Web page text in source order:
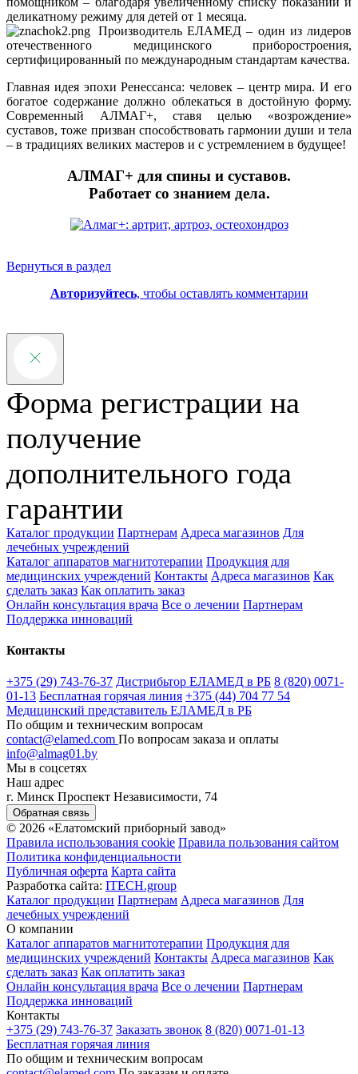
деликатному режиму для детей от 1 месяца.
Производитель ЕЛАМЕД – один из лидеров
отечественного медицинского приборостроения,
сертифицированный по международным стандартам качества.
Главная идея эпохи Ренессанса: человек – центр мира. И его
богатое содержание должно облекаться в достойную форму.
Современный АЛМАГ+, ставя целью «возрождение»
суставов, тоже призван способствовать гармонии души и тела
– в традициях великих мастеров и с устремлением в будущее!
АЛМАГ+ для спины и суставов.
Работает со знанием дела.
Вернуться в раздел
Авторизуйтесь, чтобы оставлять комментарии
Форма регистрации на
получение
дополнительного года
гарантии
Каталог продукции Партнерам Адреса магазинов Для
лечебных учреждений
Каталог аппаратов магнитотерапии Продукция для
медицинских учреждений Контакты Адреса магазинов Как
сделать заказ Как оплатить заказ
Онлайн консультация врача Все о лечении Партнерам
Поддержка инноваций
Контакты
+375 (29) 743-76-37 Дистрибьтор ЕЛАМЕД в РБ 8 (820) 0071-
01-13 Бесплатная горячая линия +375 (44) 704 77 54
Медицинский представитель ЕЛАМЕД в РБ
По общим и техническим вопросам
contact@elamed.com По вопросам заказа и оплаты
info@almag01.by
Мы в соцсетях
Наш адрес
г. Минск Проспект Независимости, 74
Обратная связь
© 2026 «Елатомский приборный завод»
Правила использования cookie Правила пользования сайтом
Политика конфиденциальности
Публичная оферта Карта сайта
Разработка сайта: ITECH.group
Каталог продукции Партнерам Адреса магазинов Для
лечебных учреждений
О компании
Каталог аппаратов магнитотерапии Продукция для
медицинских учреждений Контакты Адреса магазинов Как
сделать заказ Как оплатить заказ
Онлайн консультация врача Все о лечении Партнерам
Поддержка инноваций
Контакты
+375 (29) 743-76-37 Заказать звонок 8 (820) 0071-01-13
Бесплатная горячая линия
По общим и техническим вопросам